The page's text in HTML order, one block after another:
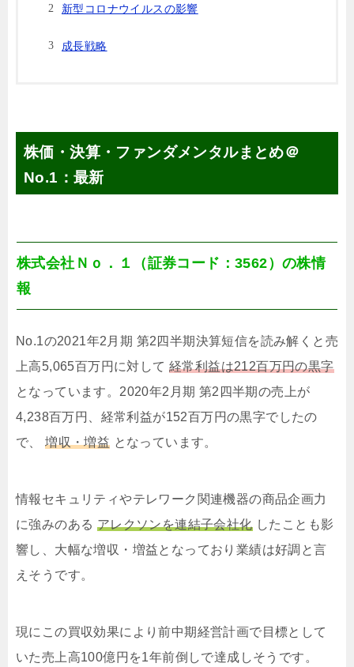
新型コロナウイルスの影響
成長戦略
株価・決算・ファンダメンタルまとめ＠
No.1：最新
株式会社Ｎｏ．１（証券コード：3562）の株情
報
No.1の2021年2月期 第2四半期決算短信を読み解くと売
上高5,065百万円に対して 経常利益は212百万円の黒字
となっています。2020年2月期 第2四半期の売上が
4,238百万円、経常利益が152百万円の黒字でしたの
で、増収・増益 となっています。
情報セキュリティやテレワーク関連機器の商品企画力
に強みのある アレクソンを連結子会社化したことも影
響し、大幅な増収・増益となっており業績は好調と言
えそうです。
現にこの買収効果により前中期経営計画で目標として
いた売上高100億円を1年前倒しで達成しそうです。